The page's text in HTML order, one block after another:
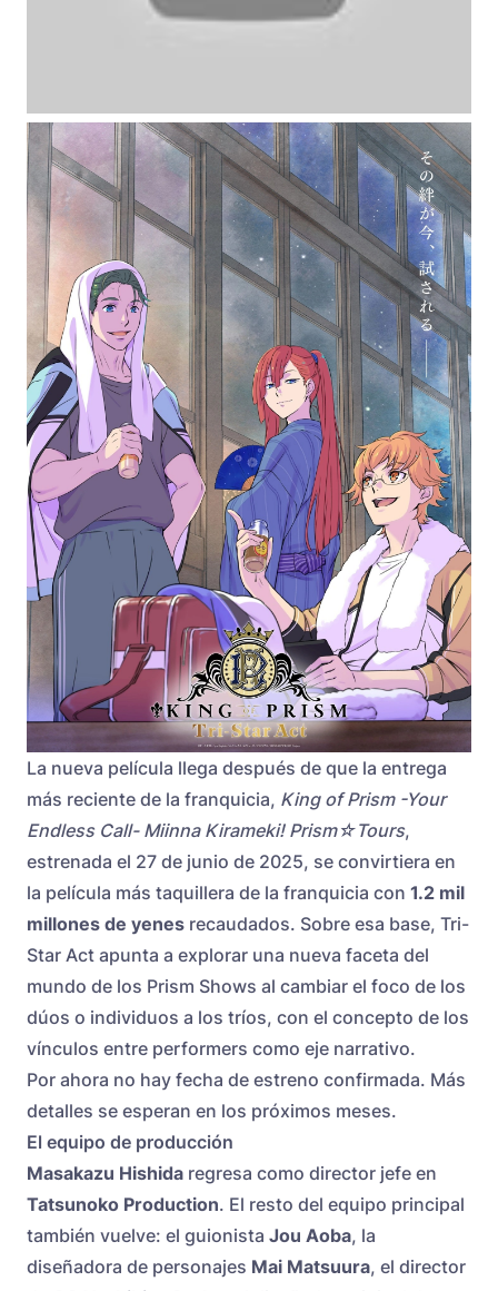
La nueva película llega después de que la entrega
más reciente de la franquicia, King of Prism -Your
Endless Call- Miinna Kirameki! Prism☆Tours,
estrenada el 27 de junio de 2025, se convirtiera en
la película más taquillera de la franquicia con 1.2 mil
millones de yenes recaudados. Sobre esa base, Tri-
Star Act apunta a explorar una nueva faceta del
mundo de los Prism Shows al cambiar el foco de los
dúos o individuos a los tríos, con el concepto de los
vínculos entre performers como eje narrativo.
Por ahora no hay fecha de estreno confirmada. Más
detalles se esperan en los próximos meses.
El equipo de producción
Masakazu Hishida regresa como director jefe en
Tatsunoko Production. El resto del equipo principal
también vuelve: el guionista Jou Aoba, la
diseñadora de personajes Mai Matsuura, el director